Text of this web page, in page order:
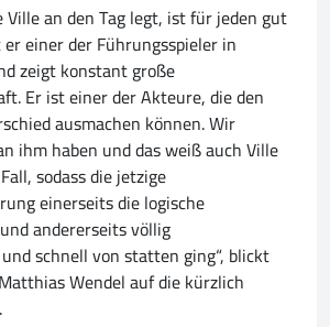
Ville an den Tag legt, ist für jeden gut
einer der Führungsspieler in
zeigt konstant große
Er ist einer der Akteure, die den
ausmachen können. Wir
ihm haben und das weiß auch Ville
sodass die jetzige
einerseits die logische
andererseits völlig
schnell von statten ging“, blickt
Wendel auf die kürzlich